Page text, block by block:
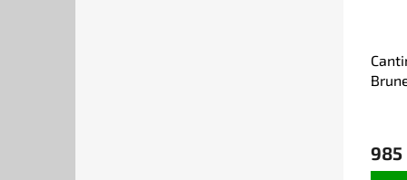
985